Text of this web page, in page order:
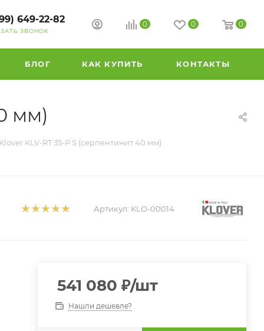
649-22-82
ЗВОНОК
0 0 0
БЛОГ КАК КУПИТЬ КОНТАКТЫ
мм)
KLV-RT 35-Р S (серпентинит 40 мм)
Артикул: KLO-00014
541 080 ₽/шт
Нашли дешевле?